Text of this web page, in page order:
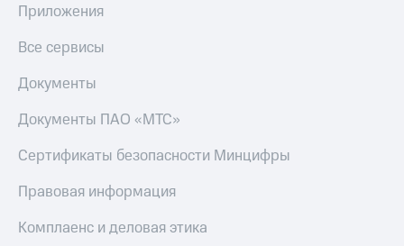
Приложения
Все сервисы
Документы
Документы ПАО «МТС»
Сертификаты безопасности Минцифры
Правовая информация
Комплаенс и деловая этика